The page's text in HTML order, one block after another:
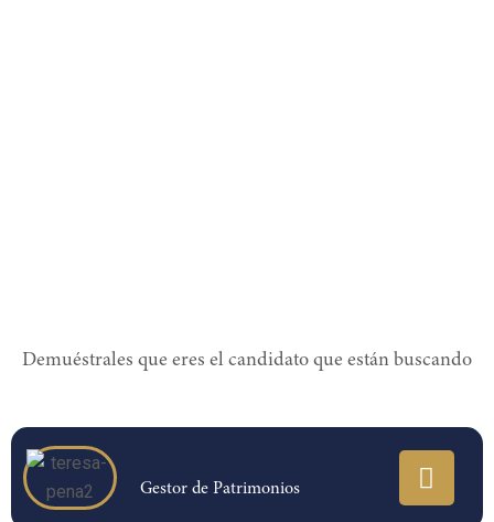
Demuéstrales que eres el candidato que están buscando
Gestor de Patrimonios